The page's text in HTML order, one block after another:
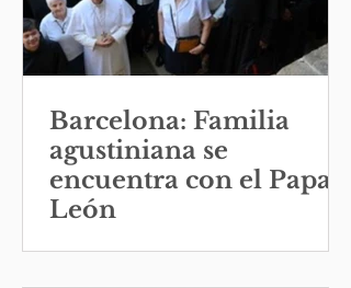
Barcelona: Familia
agustiniana se
encuentra con el Papa
León